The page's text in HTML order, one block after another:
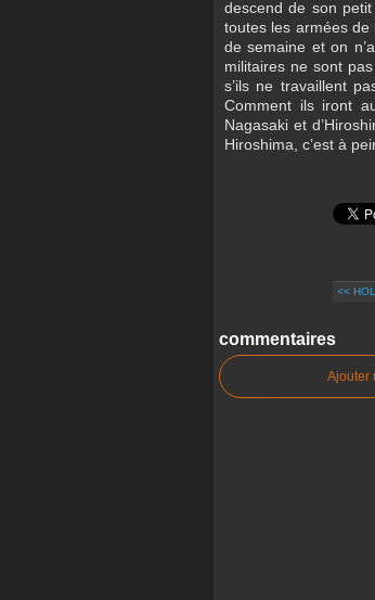
descend de son
toutes les armées de
de semaine et on
militaires ne sont
s’ils ne travaillent
Comment ils iront
Nagasaki et
Hiroshima, c’est à
<<
commentaires
Ajouter